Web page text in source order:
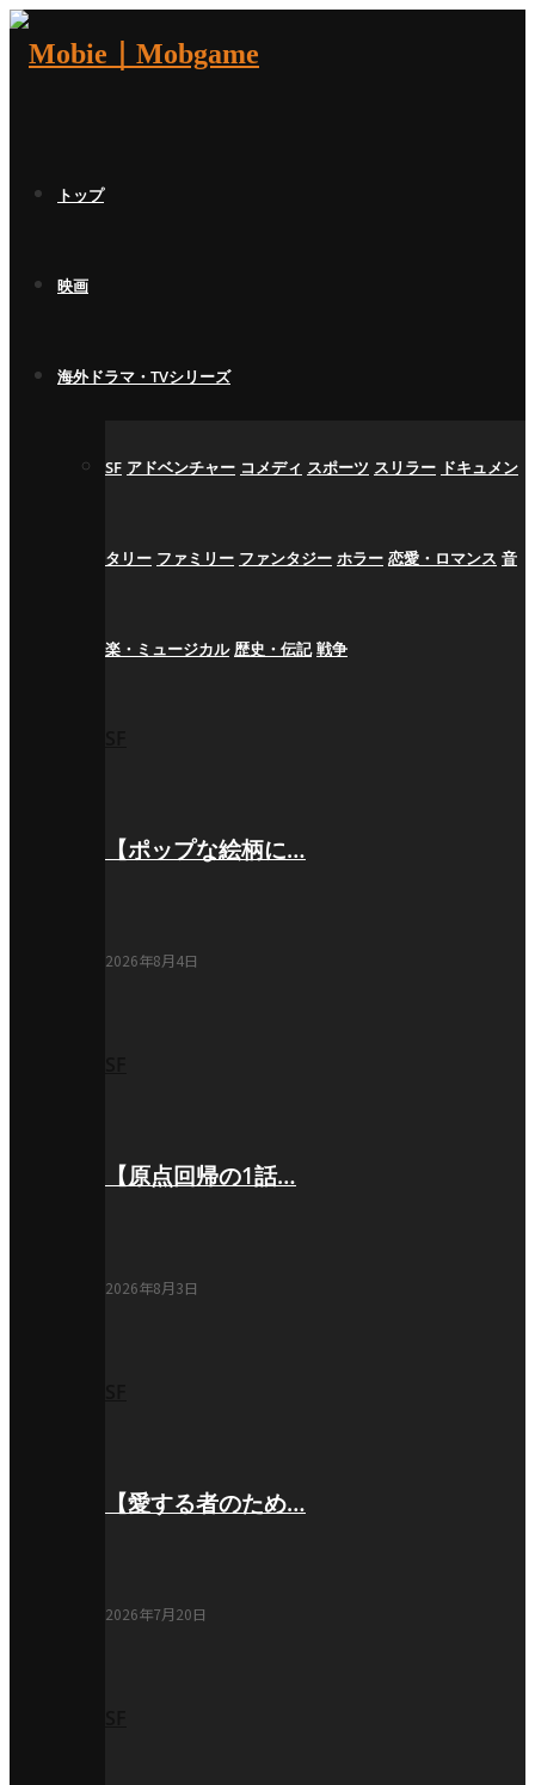
トップ
映画
海外ドラマ・TVシリーズ
SF アドベンチャー コメディ スポーツ スリラー ドキュメン
タリー ファミリー ファンタジー ホラー 恋愛・ロマンス 音
楽・ミュージカル 歴史・伝記 戦争
【ポップな絵柄に…
2026年8月4日
【原点回帰の1話…
2026年8月3日
【愛する者のため…
2026年7月20日